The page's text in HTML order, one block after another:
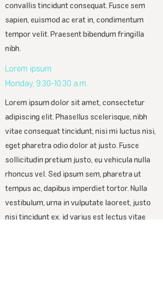
convallis tincidunt consequat. Fusce sem
sapien, euismod ac erat in, condimentum
tempor velit. Praesent bibendum fringilla
nibh.
Lorem ipsum
Monday, 9:30-10:30 a.m.
Lorem ipsum dolor sit amet, consectetur
adipiscing elit. Phasellus scelerisque, nibh
vitae consequat tincidunt, nisi mi luctus nisi,
eget pharetra odio dolor at justo. Fusce
sollicitudin pretium justo, eu vehicula nulla
rhoncus vel. Sed ipsum sem, pharetra ut
tempus ac, dapibus imperdiet tortor. Nulla
vestibulum, urna in vulputate laoreet, justo
nisi tincidunt ex, id varius est lectus vitae